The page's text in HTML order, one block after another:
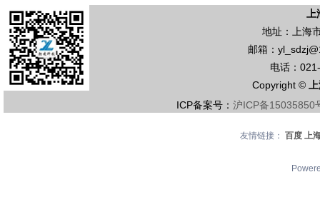
地址：上海
邮箱：
电话：
Copyright ©
ICP备案号： 沪ICP备15035850
友情链接： 百度 上